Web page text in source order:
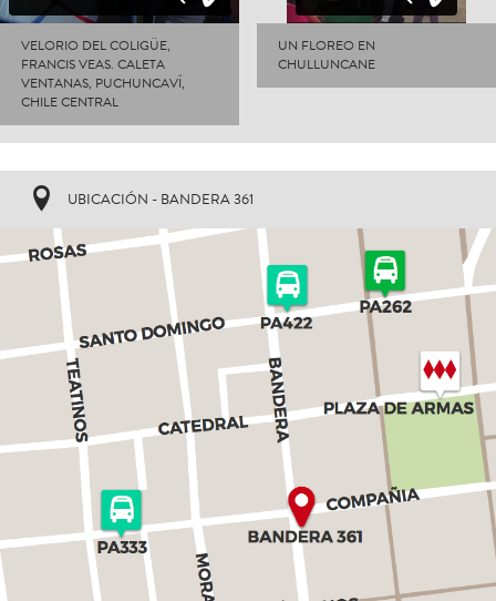
VELORIO DEL COLIGÜE,
FRANCIS VEAS. CALETA
VENTANAS, PUCHUNCAVÍ,
CHILE CENTRAL
UN FLOREO EN
CHULLUNCANE
UBICACIÓN - BANDERA 361